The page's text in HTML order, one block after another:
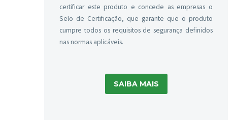
certificar este produto e concede as empresas o
Selo de Certificação, que garante que o produto
cumpre todos os requisitos de segurança definidos
nas normas aplicáveis.
SAIBA MAIS